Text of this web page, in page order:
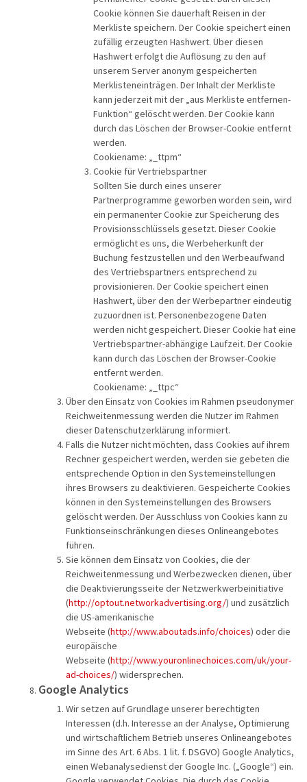
Cookie können Sie dauerhaft Reisen in der
Merkliste speichern. Der Cookie speichert einen
zufällig erzeugten Hashwert. Über diesen
Hashwert erfolgt die Auflösung zu den auf
unserem Server anonym gespeicherten
Merklisteneinträgen. Der Inhalt der Merkliste
kann jederzeit mit der „aus Merkliste entfernen-
Funktion“ gelöscht werden. Der Cookie kann
durch das Löschen der Browser-Cookie entfernt
werden.
Cookiename: „_ttpm“
Cookie für Vertriebspartner
Sollten Sie durch eines unserer
Partnerprogramme geworben worden sein, wird
ein permanenter Cookie zur Speicherung des
Provisionsschlüssels gesetzt. Dieser Cookie
ermöglicht es uns, die Werbeherkunft der
Buchung festzustellen und den Werbeaufwand
des Vertriebspartners entsprechend zu
provisionieren. Der Cookie speichert einen
Hashwert, über den der Werbepartner eindeutig
zuzuordnen ist. Personenbezogene Daten
werden nicht gespeichert. Dieser Cookie hat eine
Vertriebspartner-abhängige Laufzeit. Der Cookie
kann durch das Löschen der Browser-Cookie
entfernt werden.
Cookiename: „_ttpc“
Über den Einsatz von Cookies im Rahmen pseudonymer
Reichweitenmessung werden die Nutzer im Rahmen
dieser Datenschutzerklärung informiert.
Falls die Nutzer nicht möchten, dass Cookies auf ihrem
Rechner gespeichert werden, werden sie gebeten die
entsprechende Option in den Systemeinstellungen
ihres Browsers zu deaktivieren. Gespeicherte Cookies
können in den Systemeinstellungen des Browsers
gelöscht werden. Der Ausschluss von Cookies kann zu
Funktionseinschränkungen dieses Onlineangebotes
führen.
Sie können dem Einsatz von Cookies, die der
Reichweitenmessung und Werbezwecken dienen, über
die Deaktivierungsseite der Netzwerkwerbeinitiative
(http://optout.networkadvertising.org/) und zusätzlich
die US-amerikanische
Webseite (http://www.aboutads.info/choices) oder die
europäische
Webseite (http://www.youronlinechoices.com/uk/your-
ad-choices/) widersprechen.
Google Analytics
Wir setzen auf Grundlage unserer berechtigten
Interessen (d.h. Interesse an der Analyse, Optimierung
und wirtschaftlichem Betrieb unseres Onlineangebotes
im Sinne des Art. 6 Abs. 1 lit. f. DSGVO) Google Analytics,
einen Webanalysedienst der Google Inc. („Google“) ein.